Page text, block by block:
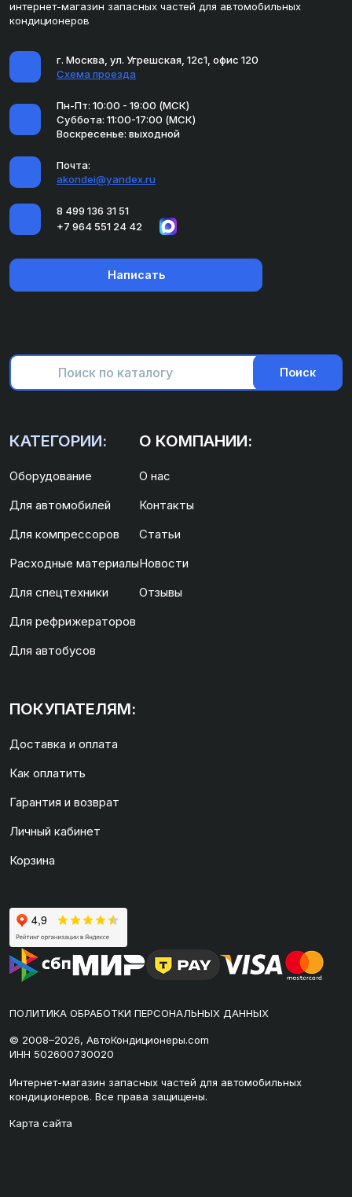
интернет-магазин запасных частей для автомобильных
кондиционеров
г. Москва, ул. Угрешская, 12с1, офис 120
Схема проезда
Пн-Пт: 10:00 - 19:00 (МСК)
Суббота: 11:00-17:00 (МСК)
Воскресенье: выходной
Почта:
akondei@yandex.ru
8 499 136 31 51
+7 964 551 24 42
Написать
Поиск
КАТЕГОРИИ:
Оборудование
Для автомобилей
Для компрессоров
Расходные материалы
Для спецтехники
Для рефрижераторов
Для автобусов
О КОМПАНИИ:
О нас
Контакты
Статьи
Новости
Отзывы
ПОКУПАТЕЛЯМ:
Доставка и оплата
Как оплатить
Гарантия и возврат
Личный кабинет
Корзина
ПОЛИТИКА ОБРАБОТКИ ПЕРСОНАЛЬНЫХ ДАННЫХ
© 2008–2026, АвтоКондиционеры.com
ИНН 502600730020
Интернет-магазин запасных частей для автомобильных
кондиционеров. Все права защищены.
Карта сайта